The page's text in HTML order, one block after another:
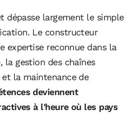
dépasse largement le simple
Le constructeur
expertise reconnue dans la
la gestion des chaînes
la maintenance de
deviennent
à l'heure où les pays